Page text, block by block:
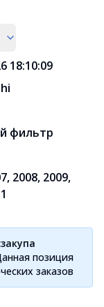
18:10:09
фильтр
2008, 2009,
позиция
заказов